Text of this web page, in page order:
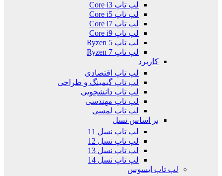
لپ تاپ Core i3
لپ تاپ Core i5
لپ تاپ Core i7
لپ تاپ Core i9
لپ تاپ Ryzen 5
لپ تاپ Ryzen 7
کاربرد
لپ تاپ اقتصادی
لپ تاپ گیمینگ و طراحی
لپ تاپ دانشجویی
لپ تاپ مهندسی
لپ تاپ لمسی
بر اساس نسل
لپ تاپ نسل 11
لپ تاپ نسل 12
لپ تاپ نسل 13
لپ تاپ نسل 14
لپ تاپ ایسوس